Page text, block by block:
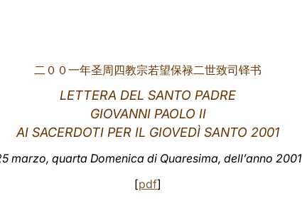
二００一年圣周四教宗若望保禄二世致司铎书
LETTERA DEL SANTO PADRE
GIOVANNI PAOLO II
AI SACERDOTI PER IL GIOVEDÌ SANTO 2001
marzo, quarta Domenica di Quaresima, dell’anno 2001
[pdf]